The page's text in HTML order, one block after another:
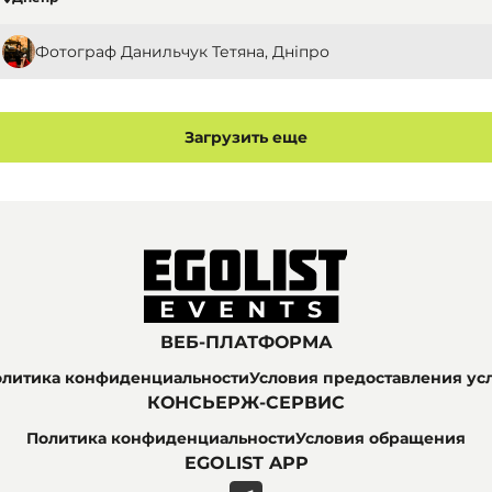
Фотограф Данильчук Тетяна, Дніпро
Загрузить еще
ВЕБ-ПЛАТФОРМА
конфиденциальностиУсловия предоставления
КОНСЬЕРЖ-СЕРВИС
Политика конфиденциальностиУсловия обращения
EGOLIST APP